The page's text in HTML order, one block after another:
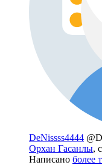
DeNissss4444
Орхан Гасанлы,
Написано более